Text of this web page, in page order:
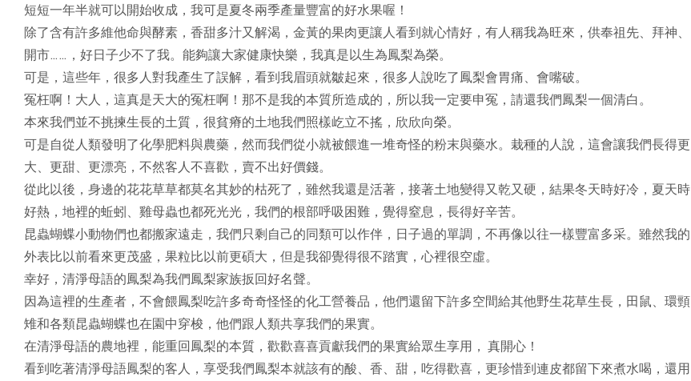
短短一年半就可以開始收成，我可是夏冬兩季產量豐富的好水果喔！
除了含有許多維他命與酵素，香甜多汁又解渴，金黃的果肉更讓人看到就心情好，有人稱我為旺來，供奉祖先、拜神、
開市……，好日子少不了我。能夠讓大家健康快樂，我真是以生為鳳梨為榮。
可是，這些年，很多人對我產生了誤解，看到我眉頭就皺起來，很多人說吃了鳳梨會胃痛、會嘴破。
冤枉啊！大人，這真是天大的冤枉啊！那不是我的本質所造成的，所以我一定要申冤，請還我們鳳梨一個清白。
本來我們並不挑揀生長的土質，很貧瘠的土地我們照樣屹立不搖，欣欣向榮。
可是自從人類發明了化學肥料與農藥，然而我們從小就被餵進一堆奇怪的粉末與藥水。栽種的人說，這會讓我們長得更
大、更甜、更漂亮，不然客人不喜歡，賣不出好價錢。
從此以後，身邊的花花草草都莫名其妙的枯死了，雖然我還是活著，接著土地變得又乾又硬，結果冬天時好冷，夏天時
好熱，地裡的蚯蚓、雞母蟲也都死光光，我們的根部呼吸困難，覺得窒息，長得好辛苦。
昆蟲蝴蝶小動物們也都搬家遠走，我們只剩自己的同類可以作伴，日子過的單調，不再像以往一樣豐富多采。雖然我的
外表比以前看來更茂盛，果粒比以前更碩大，但是我卻覺得很不踏實，心裡很空虛。
幸好，清淨母語的鳳梨為我們鳳梨家族扳回好名聲。
因為這裡的生產者，不會餵鳳梨吃許多奇奇怪怪的化工營養品，他們還留下許多空間給其他野生花草生長，田鼠、環頸
雉和各類昆蟲蝴蝶也在園中穿梭，他們跟人類共享我們的果實。
在清淨母語的農地裡，能重回鳳梨的本質，歡歡喜喜貢獻我們的果實給眾生享用， 真開心！
看到吃著清淨母語鳳梨的客人，享受我們鳳梨本就該有的酸、香、甜，吃得歡喜，更珍惜到連皮都留下來煮水喝，還用